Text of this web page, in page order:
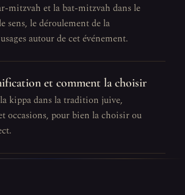
mitzvah et la bat-mitzvah dans le
sens, le déroulement de la
autour de cet événement.
et comment la choisir
kippa dans la tradition juive,
occasions, pour bien la choisir ou